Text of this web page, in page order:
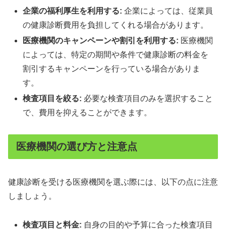
企業の福利厚生を利用する: 企業によっては、従業員
の健康診断費用を負担してくれる場合があります。
医療機関のキャンペーンや割引を利用する: 医療機関
によっては、特定の期間や条件で健康診断の料金を
割引するキャンペーンを行っている場合がありま
す。
検査項目を絞る: 必要な検査項目のみを選択すること
で、費用を抑えることができます。
医療機関の選び方と注意点
健康診断を受ける医療機関を選ぶ際には、以下の点に注意
しましょう。
検査項目と料金: 自身の目的や予算に合った検査項目